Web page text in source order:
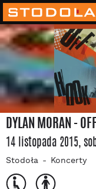
DYLAN MORAN -
14 listopada 2015,
Stodoła Koncerty